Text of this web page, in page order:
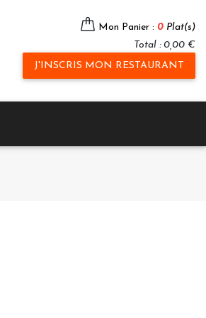
Mon Panier : 0 Plat(s)
Total : 0,00 €
J'INSCRIS MON RESTAURANT